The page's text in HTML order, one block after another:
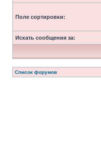
Поле сортировки:
Искать сообщения за:
Список форумов